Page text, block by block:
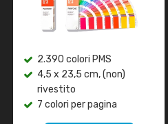
2.390 colori PMS
4,5 x 23,5 cm, (non)
rivestito
7 colori per pagina